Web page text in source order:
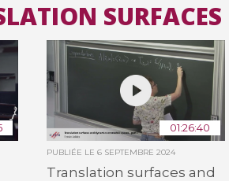
Toutes les collections
Tous les instituts
SURFACES
01:26:40
PUBLIÉE LE 6 SEPTEMBRE 2024
Translation surfaces and